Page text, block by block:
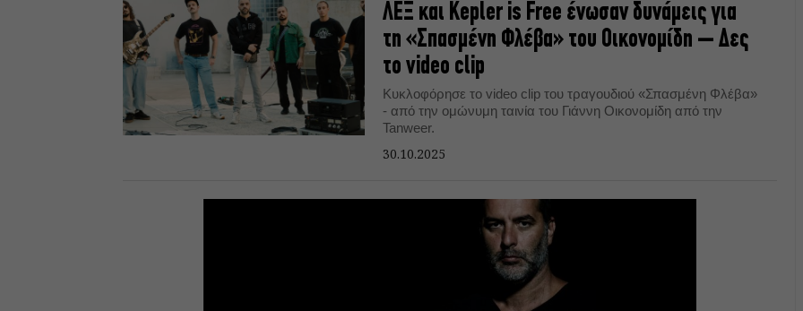
ΛΕΞ και Kepler is Free ένωσαν δυνάμεις για
τη «Σπασμένη Φλέβα» του Οικονομίδη – Δες
το video clip
Κυκλοφόρησε το video clip του τραγουδιού «Σπασμένη Φλέβα»
- από την ομώνυμη ταινία του Γιάννη Οικονομίδη από την
Tanweer.
30.10.2025